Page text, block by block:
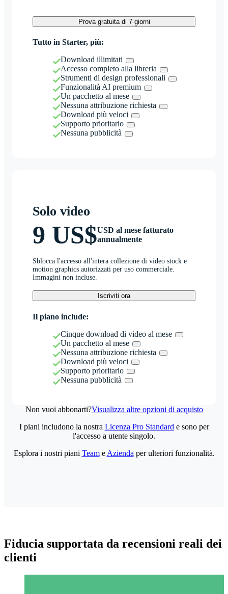
Prova gratuita di 7 giorni
Tutto in Starter, più:
Download illimitati
Accesso completo alla libreria
Strumenti di design professionali
Funzionalità AI premium
Un pacchetto al mese
Nessuna attribuzione richiesta
Download più veloci
Supporto prioritario
Nessuna pubblicità
Solo video
9 US$USD al mese fatturato
annualmente
Sblocca l'accesso all'intera collezione di video stock e
motion graphics autorizzati per uso commerciale.
Immagini non incluse.
Iscriviti ora
Il piano include:
Cinque download di video al mese
Un pacchetto al mese
Nessuna attribuzione richiesta
Download più veloci
Supporto prioritario
Nessuna pubblicità
Non vuoi abbonarti?Visualizza altre opzioni di acquisto
I piani includono la nostra Licenza Pro Standard e sono per
l'accesso a utente singolo.
Esplora i nostri piani Teame Azienda per ulteriori funzionalità.
Fiducia supportata da recensioni reali dei
clienti